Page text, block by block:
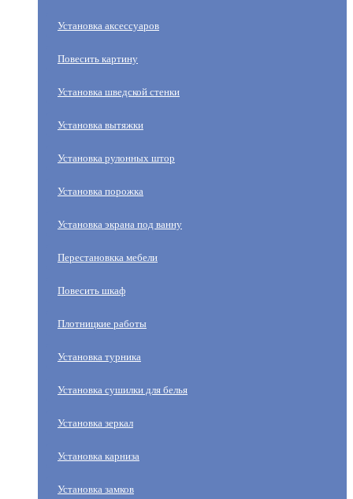
Установка аксессуаров
Повесить картину
Установка шведской стенки
Установка вытяжки
Установка рулонных штор
Установка порожка
Установка экрана под ванну
Перестановкка мебели
Повесить шкаф
Плотницкие работы
Установка турника
Установка сушилки для белья
Установка зеркал
Установка карниза
Установка замков